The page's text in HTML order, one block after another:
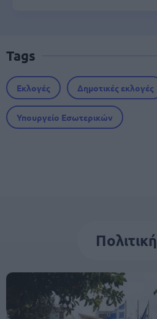
Tags
Εκλογές Δημοτικές εκλογές
Υπουργείο Εσωτερικών
Πολιτική